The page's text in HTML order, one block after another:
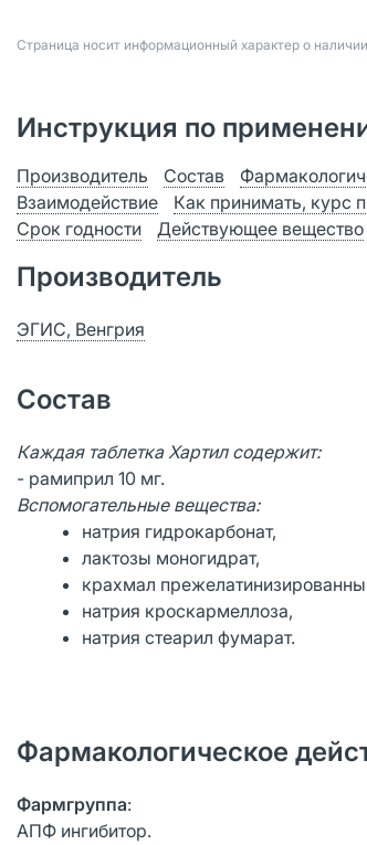
Страница носит информационный характер о
Инструкция по
Производитель Состав
Взаимодействие
Как принимать, курс
Срок годности
Действующее вещество
Производитель
ЭГИС, Венгрия
Состав
Каждая таблетка Хартил содержит:
- рамиприл 10 мг.
Вспомогательные вещества:
натрия гидрокарбонат,
лактозы моногидрат,
крахмал
натрия кроскармеллоза,
натрия стеарил фумарат.
Фармакологическое
Фармгруппа:
АПФ ингибитор.